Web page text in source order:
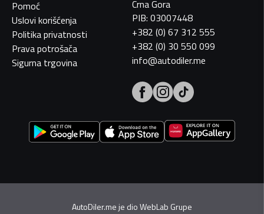
Pomoć
Uslovi korišćenja
Politika privatnosti
Prava potrošača
Sigurna trgovina
Crna Gora
PIB: 03007448
+382 (0) 67 312 555
+382 (0) 30 550 099
info@autodiler.me
AutoDiler.me je dioWebLab Grupe